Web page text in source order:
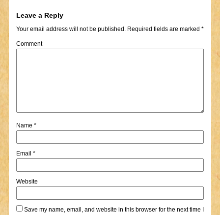
Leave a Reply
Your email address will not be published.Required fields are marked *
Comment
Name *
Email *
Website
Save my name, email, and website in this browser for the next time I